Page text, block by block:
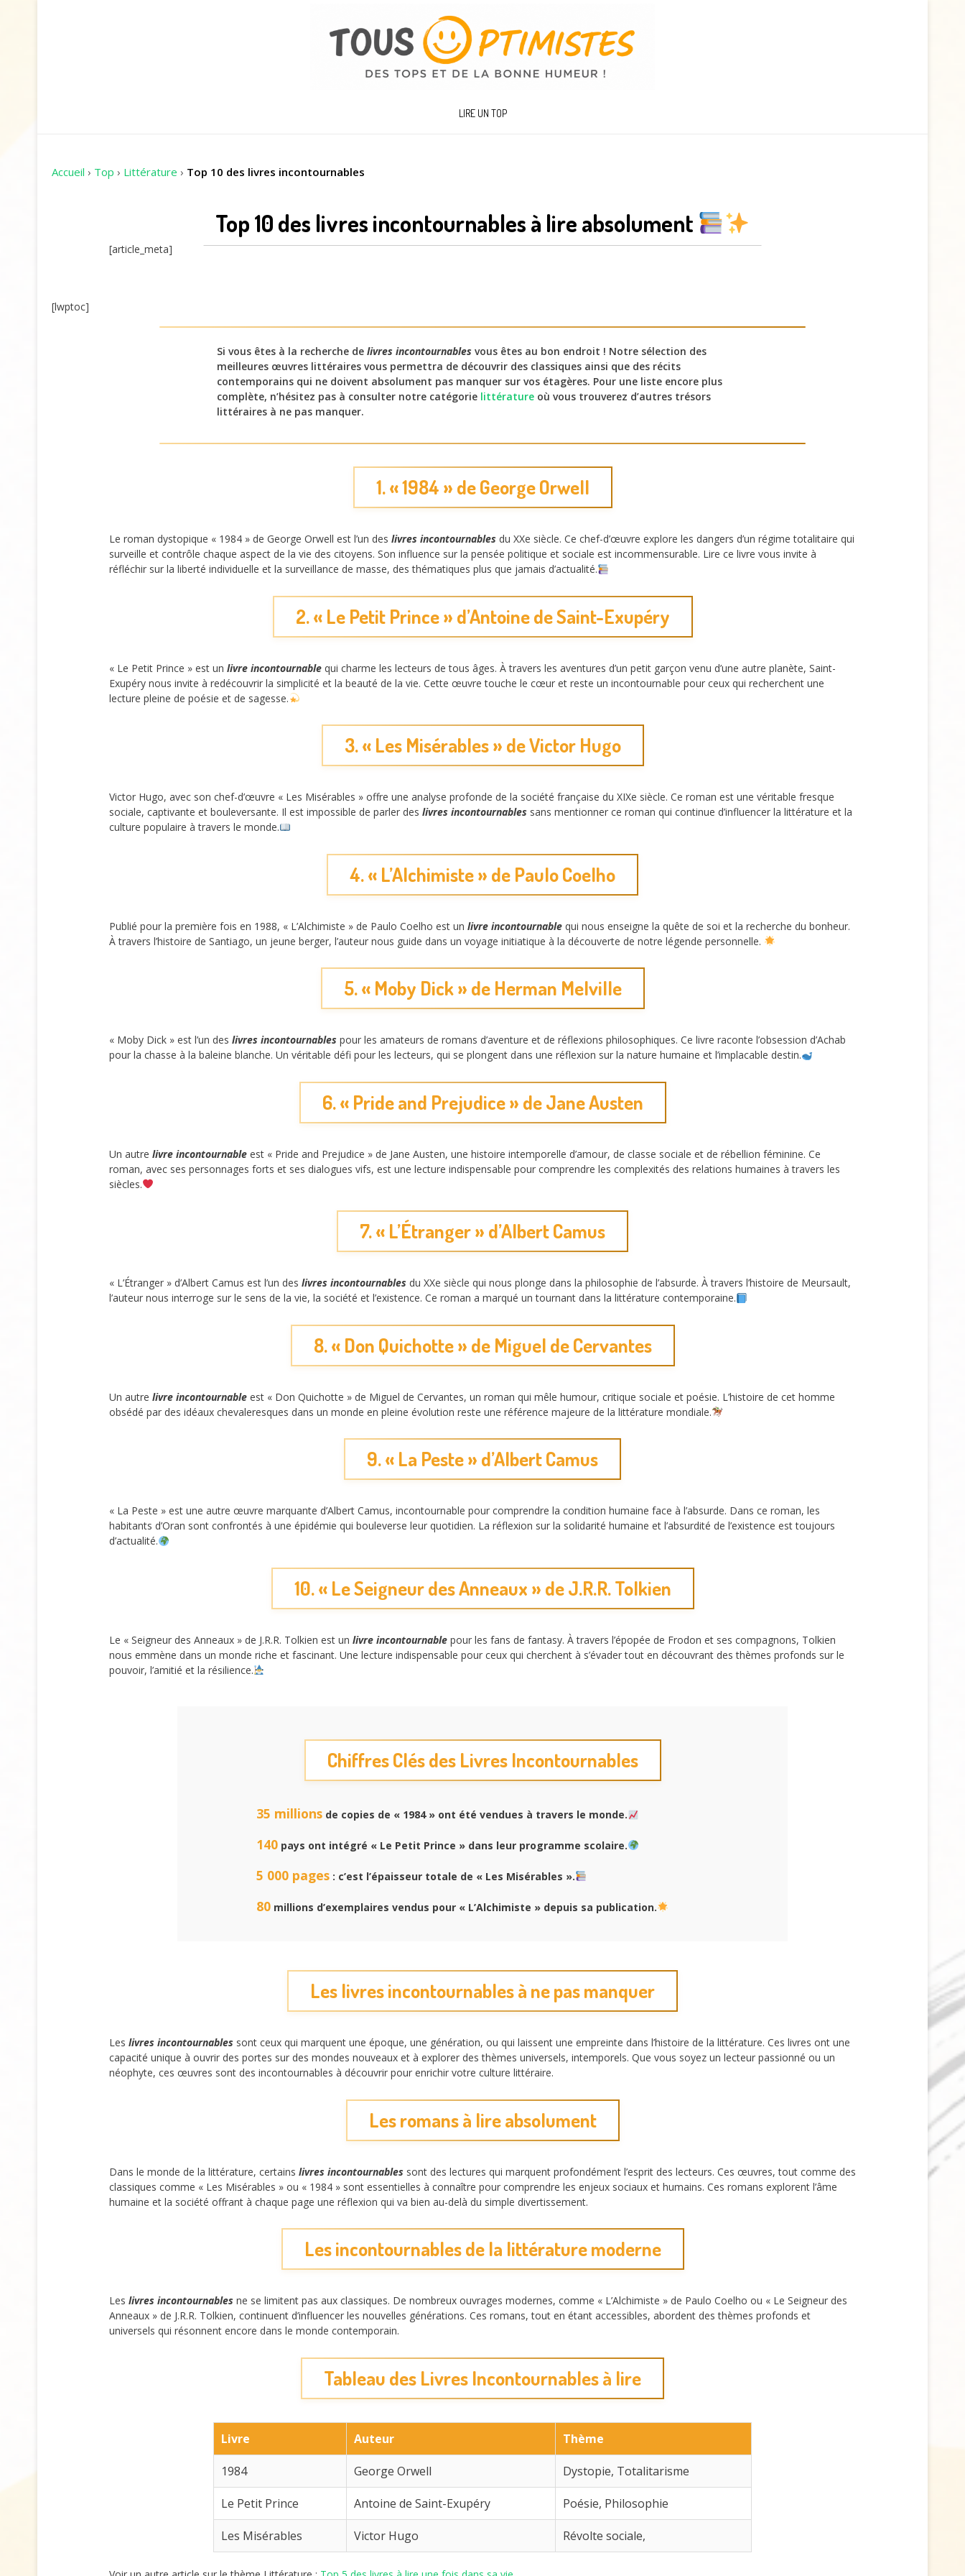
LIRE UN TOP
Accueil › Top › Littérature › Top 10 des livres incontournables
Top 10 des livres incontournables à lire absolument
[article_meta]
[lwptoc]
Si vous êtes à la recherche de livres incontournables vous êtes au bon endroit ! Notre sélection des
meilleures œuvres littéraires vous permettra de découvrir des classiques ainsi que des récits
contemporains qui ne doivent absolument pas manquer sur vos étagères. Pour une liste encore plus
complète, n’hésitez pas à consulter notre catégorie littérature où vous trouverez d’autres trésors
littéraires à ne pas manquer.
1. « 1984 » de George Orwell
Le roman dystopique « 1984 » de George Orwell est l’un des livres incontournables du XXe siècle. Ce chef-d’œuvre explore les dangers d’un régime totalitaire qui
surveille et contrôle chaque aspect de la vie des citoyens. Son influence sur la pensée politique et sociale est incommensurable. Lire ce livre vous invite à
réfléchir sur la liberté individuelle et la surveillance de masse, des thématiques plus que jamais d’actualité.
2. « Le Petit Prince » d’Antoine de Saint-Exupéry
« Le Petit Prince » est un livre incontournable qui charme les lecteurs de tous âges. À travers les aventures d’un petit garçon venu d’une autre planète, Saint-
Exupéry nous invite à redécouvrir la simplicité et la beauté de la vie. Cette œuvre touche le cœur et reste un incontournable pour ceux qui recherchent une
lecture pleine de poésie et de sagesse.
3. « Les Misérables » de Victor Hugo
Victor Hugo, avec son chef-d’œuvre « Les Misérables » offre une analyse profonde de la société française du XIXe siècle. Ce roman est une véritable fresque
sociale, captivante et bouleversante. Il est impossible de parler des livres incontournables sans mentionner ce roman qui continue d’influencer la littérature et la
culture populaire à travers le monde.
4. « L’Alchimiste » de Paulo Coelho
Publié pour la première fois en 1988, « L’Alchimiste » de Paulo Coelho est un livre incontournable qui nous enseigne la quête de soi et la recherche du bonheur.
À travers l’histoire de Santiago, un jeune berger, l’auteur nous guide dans un voyage initiatique à la découverte de notre légende personnelle.
5. « Moby Dick » de Herman Melville
« Moby Dick » est l’un des livres incontournables pour les amateurs de romans d’aventure et de réflexions philosophiques. Ce livre raconte l’obsession d’Achab
pour la chasse à la baleine blanche. Un véritable défi pour les lecteurs, qui se plongent dans une réflexion sur la nature humaine et l’implacable destin.
6. « Pride and Prejudice » de Jane Austen
Un autre livre incontournable est « Pride and Prejudice » de Jane Austen, une histoire intemporelle d’amour, de classe sociale et de rébellion féminine. Ce
roman, avec ses personnages forts et ses dialogues vifs, est une lecture indispensable pour comprendre les complexités des relations humaines à travers les
siècles.
7. « L’Étranger » d’Albert Camus
« L’Étranger » d’Albert Camus est l’un des livres incontournables du XXe siècle qui nous plonge dans la philosophie de l’absurde. À travers l’histoire de Meursault,
l’auteur nous interroge sur le sens de la vie, la société et l’existence. Ce roman a marqué un tournant dans la littérature contemporaine.
8. « Don Quichotte » de Miguel de Cervantes
Un autre livre incontournable est « Don Quichotte » de Miguel de Cervantes, un roman qui mêle humour, critique sociale et poésie. L’histoire de cet homme
obsédé par des idéaux chevaleresques dans un monde en pleine évolution reste une référence majeure de la littérature mondiale.
9. « La Peste » d’Albert Camus
« La Peste » est une autre œuvre marquante d’Albert Camus, incontournable pour comprendre la condition humaine face à l’absurde. Dans ce roman, les
habitants d’Oran sont confrontés à une épidémie qui bouleverse leur quotidien. La réflexion sur la solidarité humaine et l’absurdité de l’existence est toujours
d’actualité.
10. « Le Seigneur des Anneaux » de J.R.R. Tolkien
Le « Seigneur des Anneaux » de J.R.R. Tolkien est un livre incontournable pour les fans de fantasy. À travers l’épopée de Frodon et ses compagnons, Tolkien
nous emmène dans un monde riche et fascinant. Une lecture indispensable pour ceux qui cherchent à s’évader tout en découvrant des thèmes profonds sur le
pouvoir, l’amitié et la résilience.
Chiffres Clés des Livres Incontournables
35 millions de copies de « 1984 » ont été vendues à travers le monde.
140 pays ont intégré « Le Petit Prince » dans leur programme scolaire.
5 000 pages : c’est l’épaisseur totale de « Les Misérables ».
80 millions d’exemplaires vendus pour « L’Alchimiste » depuis sa publication.
Les livres incontournables à ne pas manquer
Les livres incontournables sont ceux qui marquent une époque, une génération, ou qui laissent une empreinte dans l’histoire de la littérature. Ces livres ont une
capacité unique à ouvrir des portes sur des mondes nouveaux et à explorer des thèmes universels, intemporels. Que vous soyez un lecteur passionné ou un
néophyte, ces œuvres sont des incontournables à découvrir pour enrichir votre culture littéraire.
Les romans à lire absolument
Dans le monde de la littérature, certains livres incontournables sont des lectures qui marquent profondément l’esprit des lecteurs. Ces œuvres, tout comme des
classiques comme « Les Misérables » ou « 1984 » sont essentielles à connaître pour comprendre les enjeux sociaux et humains. Ces romans explorent l’âme
humaine et la société offrant à chaque page une réflexion qui va bien au-delà du simple divertissement.
Les incontournables de la littérature moderne
Les livres incontournables ne se limitent pas aux classiques. De nombreux ouvrages modernes, comme « L’Alchimiste » de Paulo Coelho ou « Le Seigneur des
Anneaux » de J.R.R. Tolkien, continuent d’influencer les nouvelles générations. Ces romans, tout en étant accessibles, abordent des thèmes profonds et
universels qui résonnent encore dans le monde contemporain.
Tableau des Livres Incontournables à lire
Livre Auteur Thème
1984 George Orwell Dystopie, Totalitarisme
Le Petit Prince Antoine de Saint-Exupéry Poésie, Philosophie
Les Misérables Victor Hugo Révolte sociale,